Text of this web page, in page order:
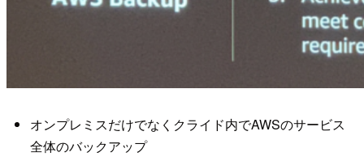
オンプレミスだけでなくクライド内でAWSのサービス
全体のバックアップ